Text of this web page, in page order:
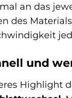
an das
des
und
Highlight